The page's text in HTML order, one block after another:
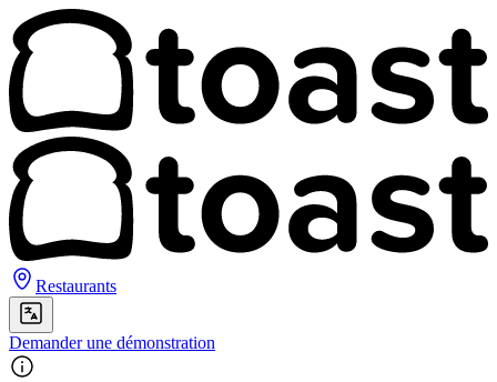
Restaurants
Demander une démonstration